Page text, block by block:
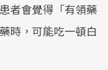
者會覺得「有領藥
時，可能吃一頓白